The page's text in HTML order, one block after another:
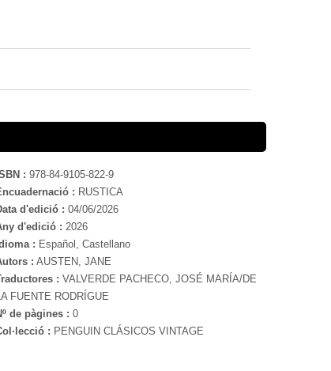
: 978-84-9105-822-9
: RUSTICA
d'edició : 04/06/2026
d'edició : 2026
: Español, Castellano
: AUSTEN, JANE
: VALVERDE PACHECO, JOSÉ MARÍA/DE
FUENTE RODRÍGUE
de pàgines : 0
: PENGUIN CLÁSICOS VINTAGE